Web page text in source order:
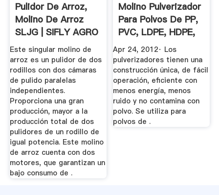
Pulidor De Arroz,
Molino De Arroz
SLJG | SIFLY AGRO
Este singular molino de
arroz es un pulidor de dos
rodillos con dos cámaras
de pulido paralelas
independientes.
Proporciona una gran
producción, mayor a la
producción total de dos
pulidores de un rodillo de
igual potencia. Este molino
de arroz cuenta con dos
motores, que garantizan un
bajo consumo de .
Molino Pulverizador
Para Polvos De PP,
PVC, LDPE, HDPE,
PC ...
Apr 24, 2012· Los
pulverizadores tienen una
construcción única, de fácil
operación, eficiente con
menos energía, menos
ruido y no contamina con
polvo. Se utiliza para
polvos de .